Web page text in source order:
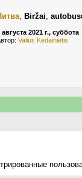
, Biržai,
августа 2021 г., суббота
Valius Kedainietis